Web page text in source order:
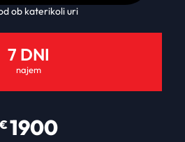
ob katerikoli uri
7 DNI
najem
1900